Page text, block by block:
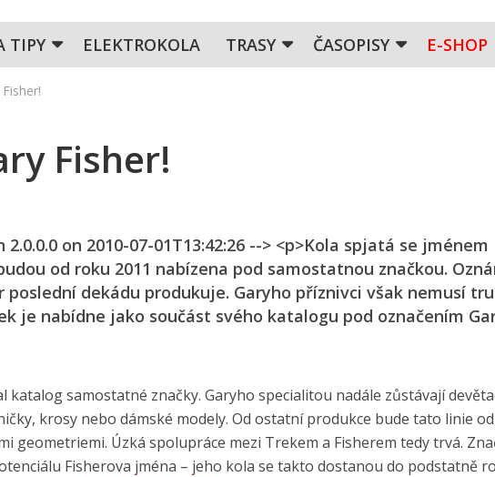
TIPY ELEKTROKOLA TRASY ČASOPISY E-SHOP
Fisher!
on 2010-07-01T13:42:26 --> <p>Kola spjatá se jménem
od roku 2011 nabízena pod samostatnou značkou.
poslední dekádu produkuje. Garyho příznivci však nemusí
je nabídne jako součást svého katalogu pod označením
katalog samostatné značky. Garyho specialitou nadále zůstávají
krosy nebo dámské modely. Od ostatní produkce bude tato linie
geometriemi. Úzká spolupráce mezi Trekem a Fisherem tedy trvá.
Fisherova jména – jeho kola se takto dostanou do podstatně